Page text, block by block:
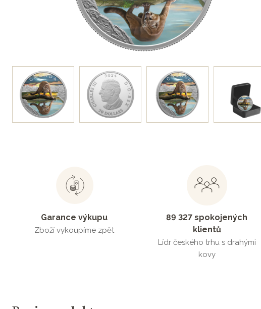
Garance výkupu
Zboží vykoupíme zpět
89 327 spokojených
klientů
Lídr českého trhu s drahými
kovy